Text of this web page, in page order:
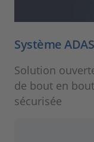
Système
Solution
de bout en
sécurisée